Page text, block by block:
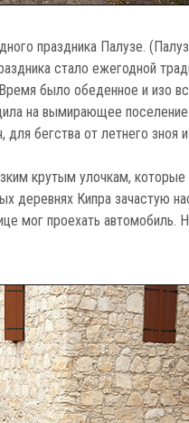
праздника Палузе.
стало ежегодной
было обеденное и изо
на вымирающее
бегства от летнего
крутым улочкам, которые
деревнях Кипра зачастую
проехать автомобиль.